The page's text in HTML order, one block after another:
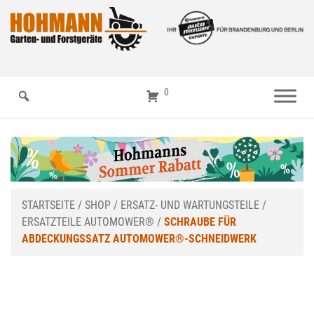
0
STARTSEITE / SHOP / ERSATZ- UND WARTUNGSTEILE /
ERSATZTEILE AUTOMOWER® / SCHRAUBE FÜR
ABDECKUNGSSATZ AUTOMOWER®-SCHNEIDWERK